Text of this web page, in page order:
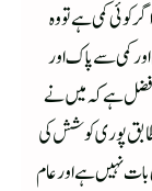
کوئی کمی ہے تو وہ
کمی سے پاک اور
فضل ہے کہ میں نے
پوری کوشش کی
نہیں ہےاور عام